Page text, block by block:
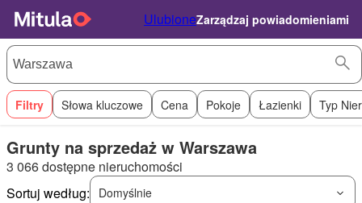
UlubioneZarządzaj powiadomieniami
Filtry Słowa kluczowe Cena Pokoje Łazienki Typ
Grunty na sprzedaż w Warszawa
3 066 dostępne nieruchomości
Sortuj według:
Domyślnie